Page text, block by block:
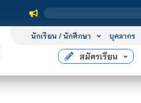
นักเรียน / นักศึกษา บุคลากร
สมัครเรียน